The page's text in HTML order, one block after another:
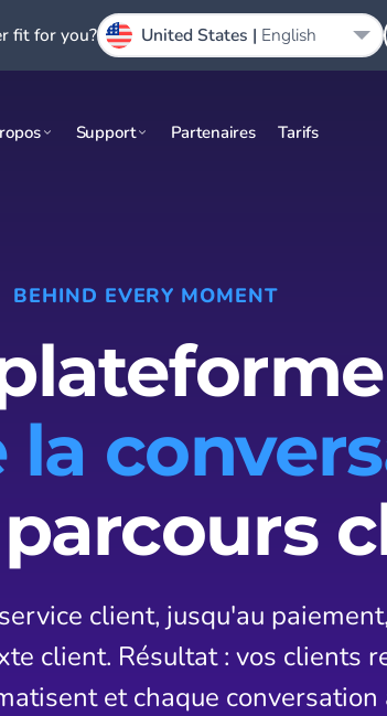
Support Partenaires Tarifs
BEHIND EVERY MOMENT
client, jusqu'au
client. Résultat : vos clients
et chaque
fit for you? United States | English